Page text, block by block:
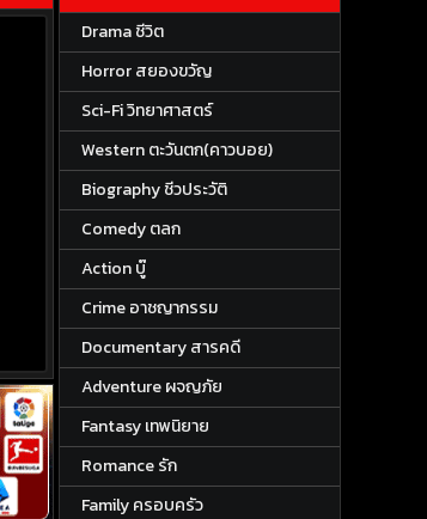
Drama ชีวิต
Horror สยองขวัญ
Sci-Fi วิทยาศาสตร์
Western ตะวันตก(คาวบอย)
Biography ชีวประวัติ
Comedy ตลก
Action บู๊
Crime อาชญากรรม
Documentary สารคดี
Adventure ผจญภัย
Fantasy เทพนิยาย
Romance รัก
Family ครอบครัว